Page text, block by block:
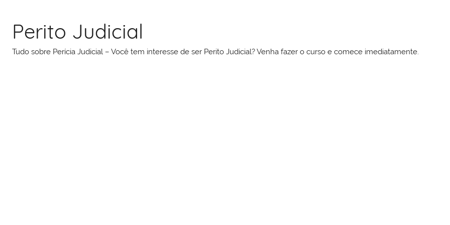
conteúdo
Perito Judicial
Tudo sobre Perícia Judicial – Você tem interesse de ser Perito Judicial? Venha fazer o curso e comece imediatamente.